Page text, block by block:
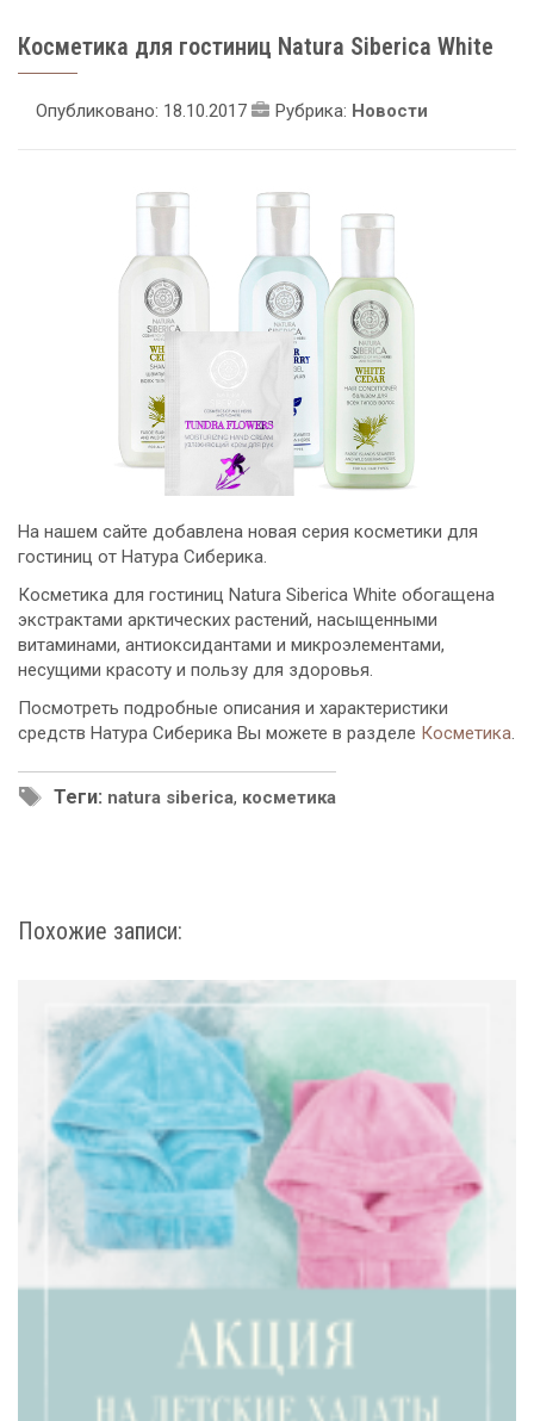
Косметика для гостиниц Natura Siberica White
Опубликовано: 18.10.2017 Рубрика: Новости
На нашем сайте добавлена новая серия косметики для
гостиниц от Натура Сиберика.
Косметика для гостиниц Natura Siberica White обогащена
экстрактами арктических растений, насыщенными
витаминами, антиоксидантами и микроэлементами,
несущими красоту и пользу для здоровья.
Посмотреть подробные описания и характеристики
средств Натура Сиберика Вы можете в разделе Косметика.
Теги: natura siberica, косметика
Похожие записи: